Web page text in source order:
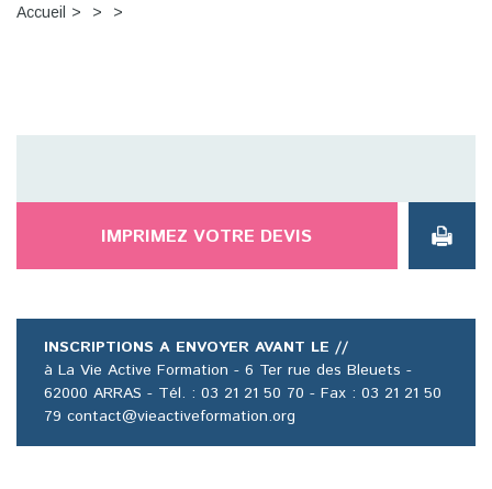
Accueil
IMPRIMEZ VOTRE DEVIS
INSCRIPTIONS A ENVOYER AVANT LE //
à La Vie Active Formation - 6 Ter rue des Bleuets -
62000 ARRAS - Tél. : 03 21 21 50 70 - Fax : 03 21 21 50
79 contact@vieactiveformation.org